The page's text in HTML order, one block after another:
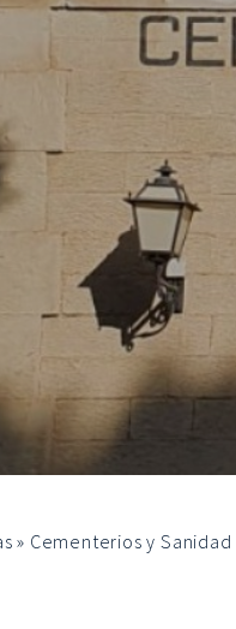
» Cementerios y